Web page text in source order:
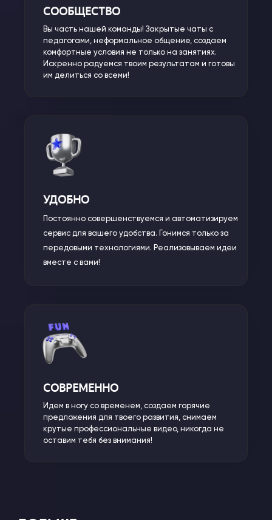
СООБЩЕСТВО
Вы часть нашей команды! Закрытые чаты с
педагогами, неформальное общение, создаем
комфортные условия не только на занятиях.
Искренно радуемся твоим результатам и готовы
им делиться со всеми!
УДОБНО
Постоянно совершенствуемся и автоматизируем
сервис для вашего удобства. Гонимся только за
передовыми технологиями. Реализовываем идеи
вместе с вами!
СОВРЕМЕННО
Идем в ногу со временем, создаем горячие
предложения для твоего развития, снимаем
крутые профессиональные видео, никогда не
оставим тебя без внимания!